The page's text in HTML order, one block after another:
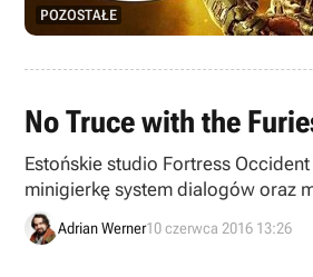
POZOSTAŁE
No Truce with the
Estońskie studio Fortress
minigierkę system dialogów oraz
Adrian Werner10 czerwca 2016 13:26